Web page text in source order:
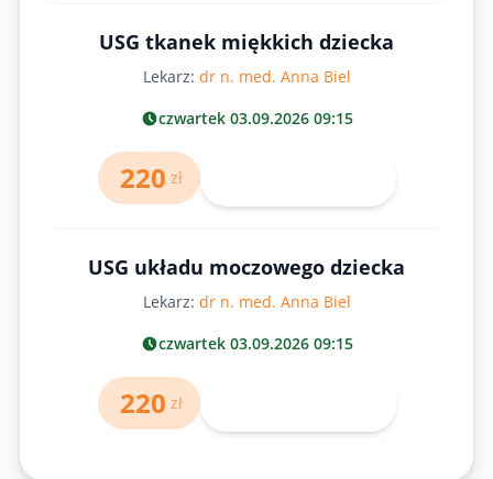
USG tkanek miękkich dziecka
Lekarz: dr n. med. Anna Biel
czwartek 03.09.2026 09:15
220 zł
USG układu moczowego dziecka
Lekarz: dr n. med. Anna Biel
czwartek 03.09.2026 09:15
220 zł